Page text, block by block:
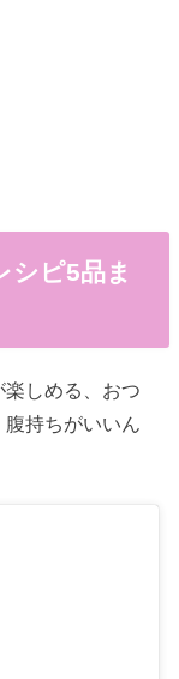
シピ5品ま
しめる、おつ
持ちがいいん